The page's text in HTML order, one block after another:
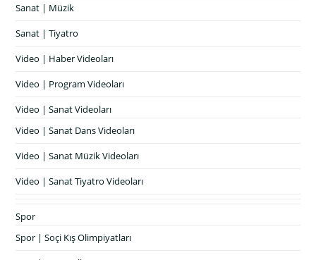
Sanat | Müzik
Sanat | Tiyatro
Video | Haber Videoları
Video | Program Videoları
Video | Sanat Videoları
Video | Sanat Dans Videoları
Video | Sanat Müzik Videoları
Video | Sanat Tiyatro Videoları
Spor
Spor | Soçi Kış Olimpiyatları